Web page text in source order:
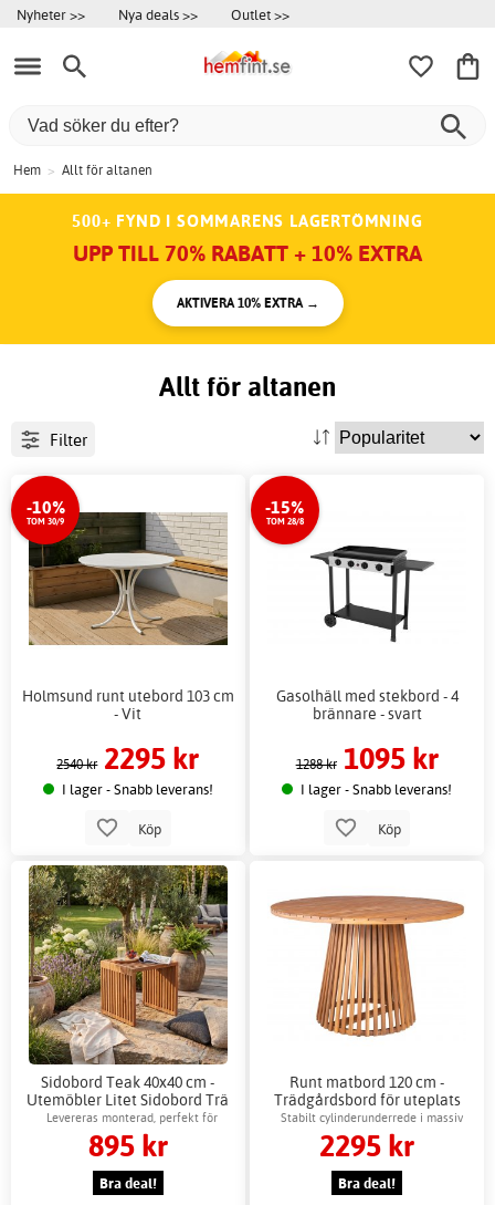
Nyheter >> Nya deals >> Outlet >>
Hem > Allt för altanen
500+ FYND I SOMMARENS LAGERTÖMNING
UPP TILL 70% RABATT + 10% EXTRA
AKTIVERA 10% EXTRA →
Allt för altanen
Filter
-10%
TOM 30/9
Holmsund runt utebord 103 cm
- Vit
2540 kr 2295 kr
I lager - Snabb leverans!
Köp
-15%
TOM 28/8
Gasolhäll med stekbord - 4
brännare - svart
1288 kr 1095 kr
I lager - Snabb leverans!
Köp
Sidobord Teak 40x40 cm -
Utemöbler Litet Sidobord Trä
Levereras monterad, perfekt för
trädgården
895 kr
Bra deal!
Runt matbord 120 cm -
Trädgårdsbord för uteplats
Stabilt cylinderunderrede i massiv
acacia
2295 kr
Bra deal!